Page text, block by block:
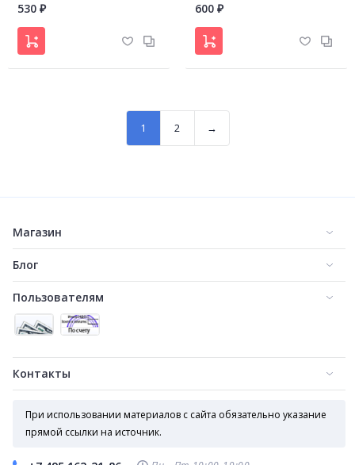
530 ₽ 600 ₽
1 2 →
Магазин
Блог
Пользователям
Контакты
При использовании материалов с сайта обязательно указание
прямой ссылки на источник.